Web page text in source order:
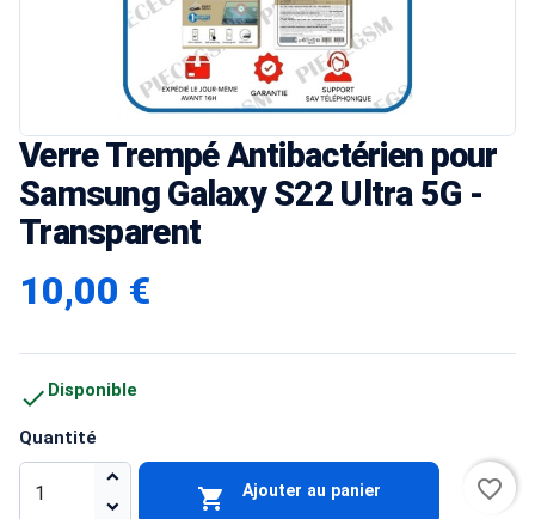
Verre Trempé Antibactérien pour
Samsung Galaxy S22 Ultra 5G -
Transparent
10,00 €
Quantité
 Ajouter au panier favorite_border
 Disponible